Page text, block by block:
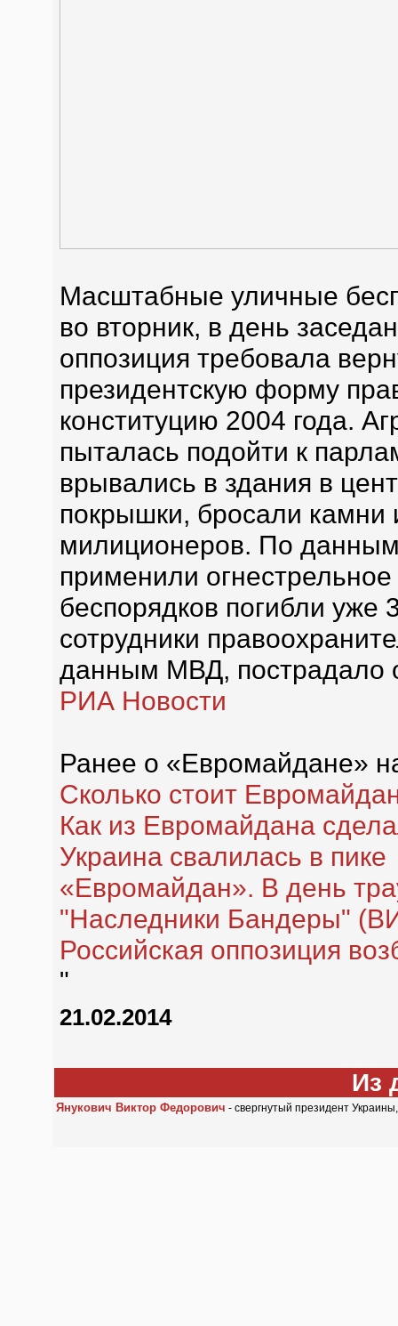
Масштабные уличные
во вторник, в день
оппозиция требовала
президентскую форму
конституцию 2004 года.
пыталась подойти к
врывались в здания в
покрышки, бросали камни
милиционеров. По
применили
беспорядков погибли уже
сотрудники
данным МВД, пострадало
РИА Новости
Ранее о «Евромайдане»
Сколько стоит
Как из Евромайдана
Украина свалилась в пике
«Евромайдан». В день
"Наследники Бандеры"
Российская оппозиция
"
21.02.2014
Из
Янукович Виктор Федорович - свергнутый президент